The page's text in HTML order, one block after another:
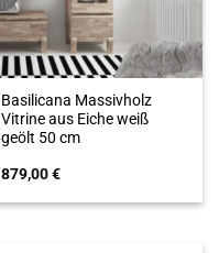
Basilicana Massivholz
Vitrine aus Eiche weiß
geölt 50 cm
879,00€